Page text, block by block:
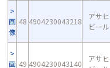
画
像
48 4904230043218
アサヒ
ビール
画 49 4904230043140
アサヒ